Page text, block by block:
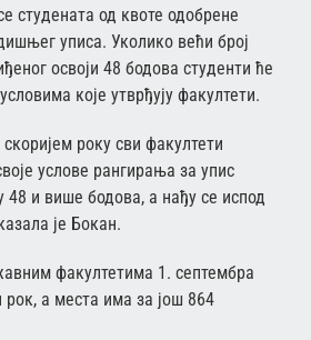
студената од квоте одобрене
уписа. Уколико већи број
освоји 48 бодова студенти ће
које утврђују факултети.
року сви факултети
услове рангирања за упис
48 и више бодова, а нађу се испод
је Бокан.
факултетима 1. септембра
рок, а места има за још 864